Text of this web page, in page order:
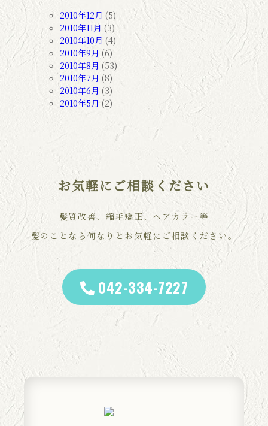
2010年12月 (5)
2010年11月 (3)
2010年10月 (4)
2010年9月 (6)
2010年8月 (53)
2010年7月 (8)
2010年6月 (3)
2010年5月 (2)
お気軽にご相談ください
髪質改善、縮毛矯正、ヘアカラー等
髪のことなら何なりとお気軽にご相談ください。
042-334-7227